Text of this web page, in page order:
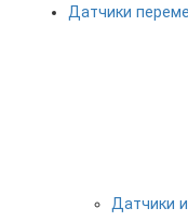
Датчики
Датчики